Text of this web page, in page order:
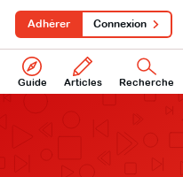
Guide Articles Recherche
Adhérer Connexion